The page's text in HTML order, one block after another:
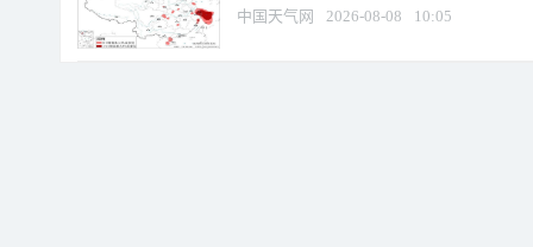
中国天气网 2026-08-08 10:05